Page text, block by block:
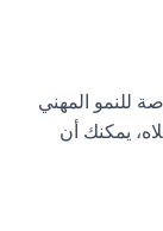
للنمو المهني
يمكنك أن